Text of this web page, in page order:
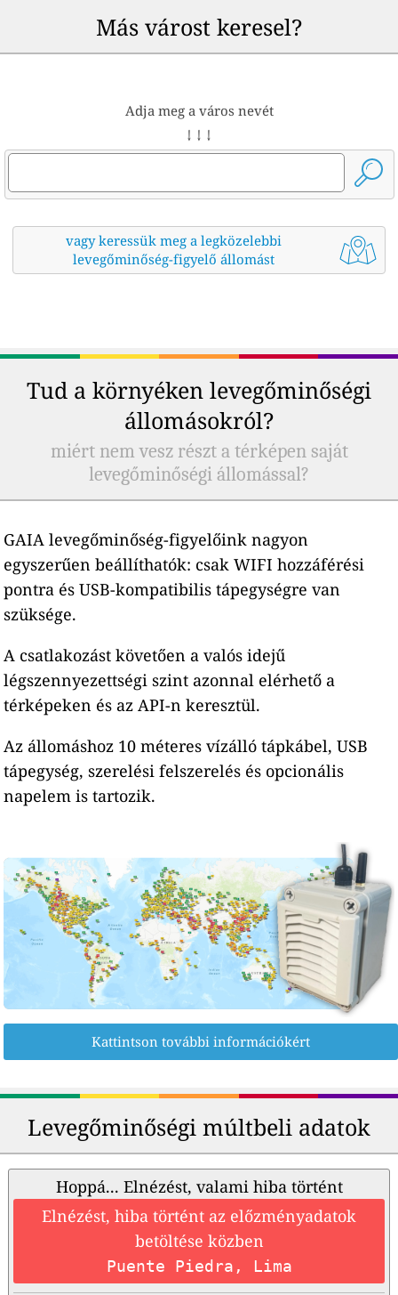
Más várost keresel?
Adja meg a város nevét
↓ ↓ ↓
vagy keressük meg a legközelebbi
levegőminőség-figyelő állomást
Tud a környéken levegőminőségi
állomásokról?
miért nem vesz részt a térképen saját
levegőminőségi állomással?
GAIA levegőminőség-figyelőink nagyon
egyszerűen beállíthatók: csak WIFI hozzáférési
pontra és USB-kompatibilis tápegységre van
szüksége.
A csatlakozást követően a valós idejű
légszennyezettségi szint azonnal elérhető a
térképeken és az API-n keresztül.
Az állomáshoz 10 méteres vízálló tápkábel, USB
tápegység, szerelési felszerelés és opcionális
napelem is tartozik.
Kattintson további információkért
Levegőminőségi múltbeli adatok
Hoppá... Elnézést, valami hiba történt
Elnézést, hiba történt az előzményadatok
betöltése közben
Puente Piedra, Lima